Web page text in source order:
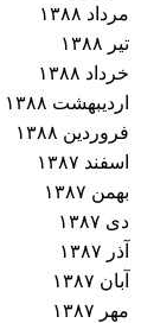
مرداد ۱۳۸۸
تیر ۱۳۸۸
خرداد ۱۳۸۸
اردیبهشت ۱۳۸۸
فروردین ۱۳۸۸
اسفند ۱۳۸۷
بهمن ۱۳۸۷
دی ۱۳۸۷
آذر ۱۳۸۷
آبان ۱۳۸۷
مهر ۱۳۸۷